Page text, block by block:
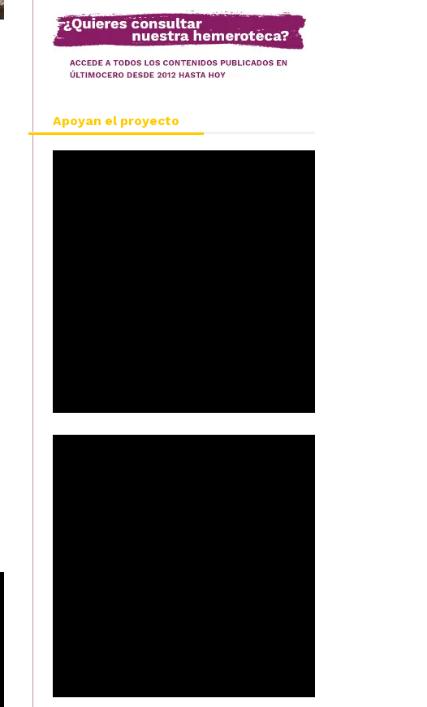
Apoyan el proyecto